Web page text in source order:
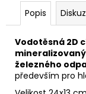
Popis
Vodotěsná 2D
železného
především pro
m
e
DETEKTOR
KOVŮ